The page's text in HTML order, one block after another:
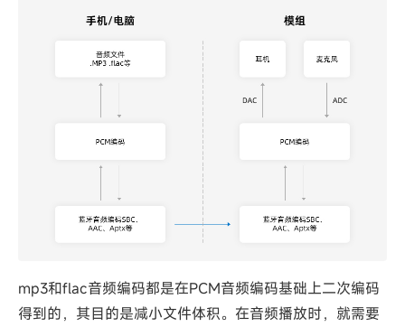
mp3和flac音频编码都是在PCM音频编码基础上二次编码
得到的，其目的是减小文件体积。在音频播放时，就需要